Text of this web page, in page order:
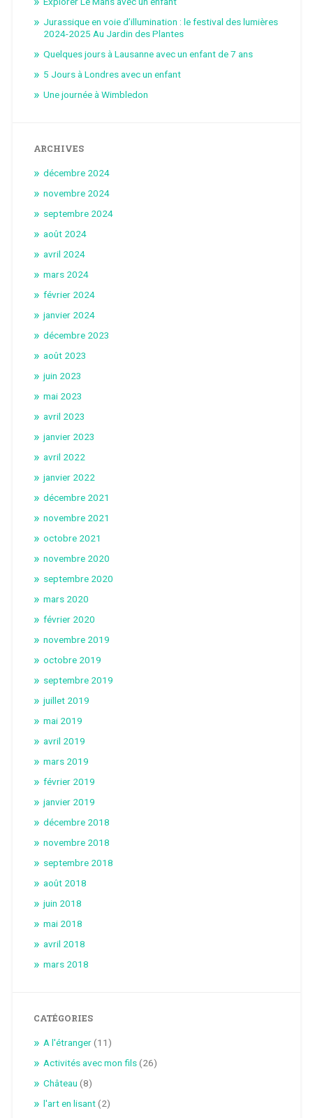
Jurassique en voie d’illumination : le festival des lumières
2024-2025 Au Jardin des Plantes
Quelques jours à Lausanne avec un enfant de 7 ans
5 Jours à Londres avec un enfant
Une journée à Wimbledon
ARCHIVES
décembre 2024
novembre 2024
septembre 2024
août 2024
avril 2024
mars 2024
février 2024
janvier 2024
décembre 2023
août 2023
juin 2023
mai 2023
avril 2023
janvier 2023
avril 2022
janvier 2022
décembre 2021
novembre 2021
octobre 2021
novembre 2020
septembre 2020
mars 2020
février 2020
novembre 2019
octobre 2019
septembre 2019
juillet 2019
mai 2019
avril 2019
mars 2019
février 2019
janvier 2019
décembre 2018
novembre 2018
septembre 2018
août 2018
juin 2018
mai 2018
avril 2018
mars 2018
CATÉGORIES
A l'étranger(11)
Activités avec mon fils(26)
Château (8)
l'art en lisant(2)